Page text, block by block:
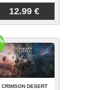
12.99 €
CRIMSON DESERT